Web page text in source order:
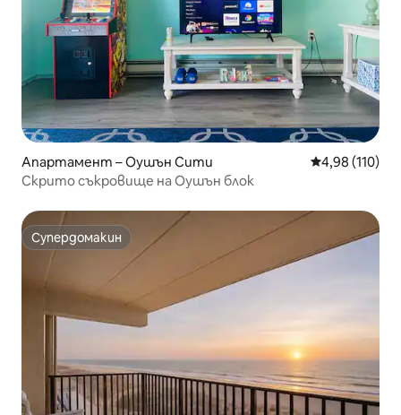
Апартамент – Оушън Сити Средна
4,98 (110)
Скрито съкровище на Оушън блок
Супердомакин
Супердомакин